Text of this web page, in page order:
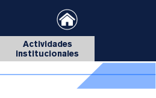
Actividades
institucionales